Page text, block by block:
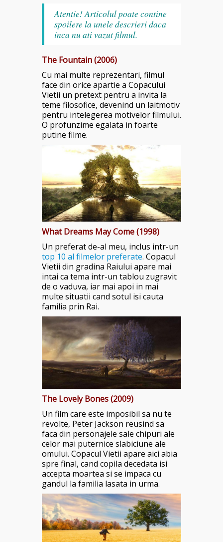
Atentie! Articolul poate contine
spoilere la unele descrieri daca
inca nu ati vazut filmul.
The Fountain (2006)
Cu mai multe reprezentari, filmul
face din orice apartie a Copacului
Vietii un pretext pentru a invita la
teme filosofice, devenind un laitmotiv
pentru intelegerea motivelor filmului.
O profunzime egalata in foarte
putine filme.
What Dreams May Come (1998)
Un preferat de-al meu, inclus intr-un
top 10 al filmelor preferate. Copacul
Vietii din gradina Raiului apare mai
intai ca tema intr-un tablou zugravit
de o vaduva, iar mai apoi in mai
multe situatii cand sotul isi cauta
familia prin Rai.
The Lovely Bones (2009)
Un film care este imposibil sa nu te
revolte, Peter Jackson reusind sa
faca din personajele sale chipuri ale
celor mai puternice slabiciune ale
omului. Copacul Vietii apare aici abia
spre final, cand copila decedata isi
accepta moartea si se impaca cu
gandul la familia lasata in urma.